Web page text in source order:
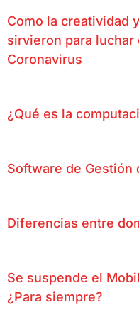
Como la creatividad
sirvieron para luchar
Coronavirus
¿Qué es la
Software de Gestión
Diferencias entre
Se suspende el
¿Para siempre?